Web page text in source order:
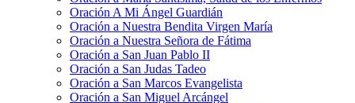
Oración A Mi Ángel Guardián
Oración a Nuestra Bendita Virgen María
Oración a Nuestra Señora de Fátima
Oración a San Juan Pablo II
Oración a San Judas Tadeo
Oración a San Marcos Evangelista
Oración a San Miguel Arcángel